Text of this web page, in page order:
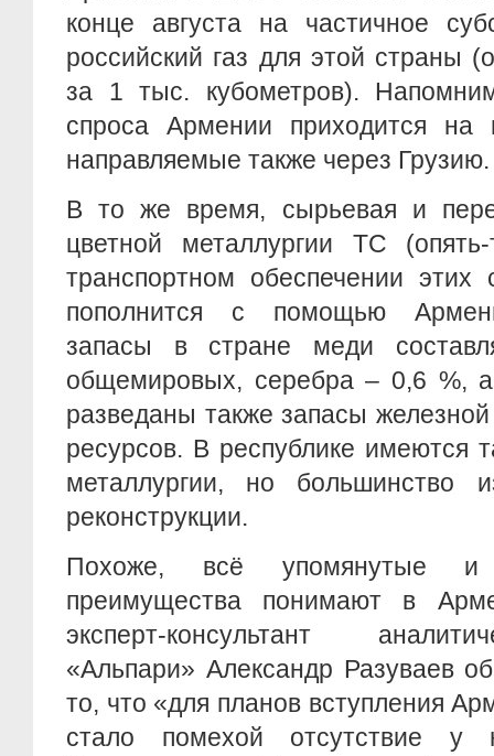
конце августа на частичное
российский газ для этой страны
за 1 тыс. кубометров).
спроса Армении приходится на
направляемые также через Грузию.
В то же время, сырьевая и
цветной металлургии ТС
транспортном обеспечении этих
пополнится с помощью
запасы в стране меди
общемировых, серебра – 0,6 %,
разведаны также запасы
ресурсов. В республике имеются
металлургии, но большинство
реконструкции.
Похоже, всё упомянутые и
преимущества понимают в
эксперт-консультант
«Альпари» Александр Разуваев
то, что «для планов вступления
стало помехой отсутствие